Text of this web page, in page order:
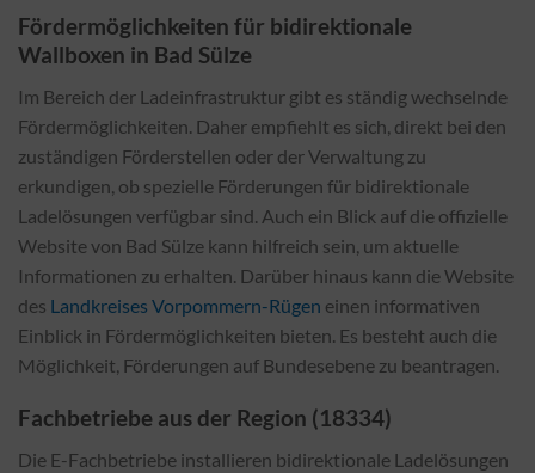
Fördermöglichkeiten für bidirektionale
Wallboxen in Bad Sülze
Im Bereich der Ladeinfrastruktur gibt es ständig wechselnde
Fördermöglichkeiten. Daher empfiehlt es sich, direkt bei den
zuständigen Förderstellen oder der Verwaltung zu
erkundigen, ob spezielle Förderungen für bidirektionale
Ladelösungen verfügbar sind. Auch ein Blick auf die offizielle
Website von Bad Sülze kann hilfreich sein, um aktuelle
Informationen zu erhalten. Darüber hinaus kann die Website
des Landkreises Vorpommern-Rügen einen informativen
Einblick in Fördermöglichkeiten bieten. Es besteht auch die
Möglichkeit, Förderungen auf Bundesebene zu beantragen.
Fachbetriebe aus der Region (18334)
Die E-Fachbetriebe installieren bidirektionale Ladelösungen